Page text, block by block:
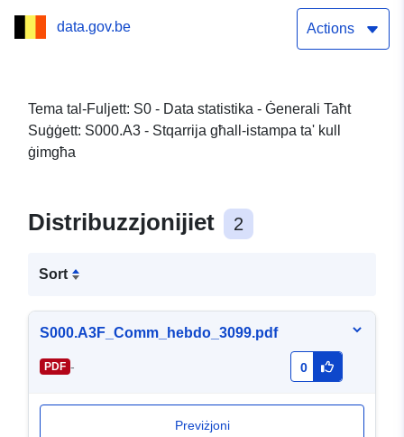
data.gov.be Actions
Tema tal-Fuljett: S0 - Data statistika - Ġenerali Taħt
Suġġett: S000.A3 - Stqarrija għall-istampa ta' kull
ġimgħa
Distribuzzjonijiet 2
Sort
S000.A3F_Comm_hebdo_3099.pdf
PDF - 0
Previżjoni